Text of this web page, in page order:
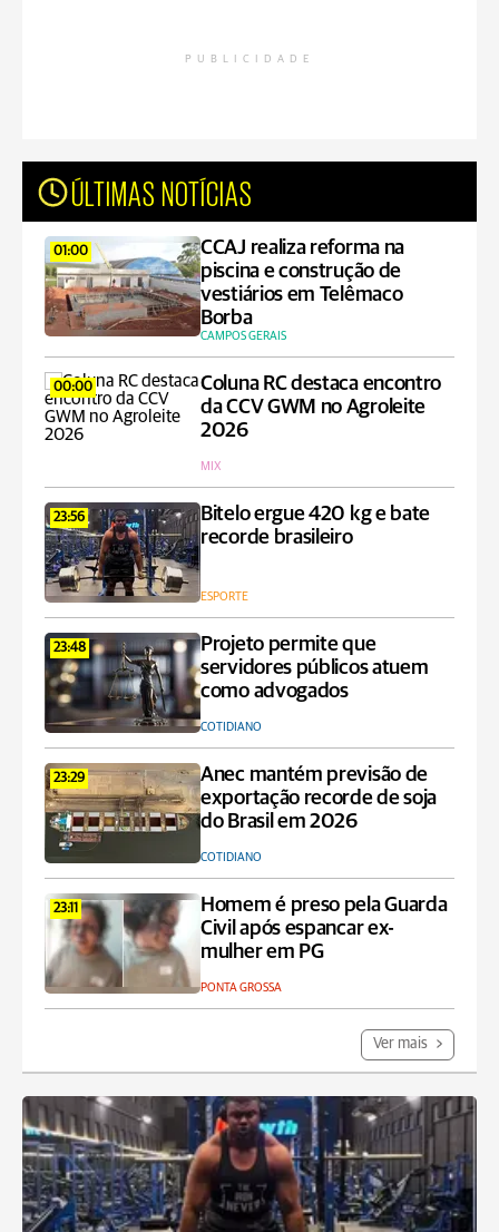
PUBLICIDADE
ÚLTIMAS NOTÍCIAS
01:00
CCAJ realiza reforma na
piscina e construção de
vestiários em Telêmaco
Borba
CAMPOS GERAIS
00:00
Coluna RC destaca encontro
da CCV GWM no Agroleite
2026
MIX
23:56
Bitelo ergue 420 kg e bate
recorde brasileiro
ESPORTE
23:48
Projeto permite que
servidores públicos atuem
como advogados
COTIDIANO
23:29
Anec mantém previsão de
exportação recorde de soja
do Brasil em 2026
COTIDIANO
23:11
Homem é preso pela Guarda
Civil após espancar ex-
mulher em PG
PONTA GROSSA
Ver mais